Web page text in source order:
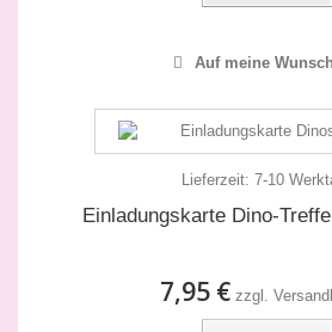
Auf meine
Lieferzeit: 7-10
Einladungskarte Dino-
7,95 € zzgl.